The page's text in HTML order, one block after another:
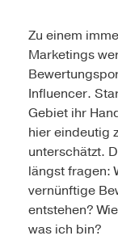
Zu einem
Marketings
Influencer.
Gebiet ihr
hier eindeutig
unterschätzt.
längst fragen:
vernünftige
entstehen?
was ich bin?